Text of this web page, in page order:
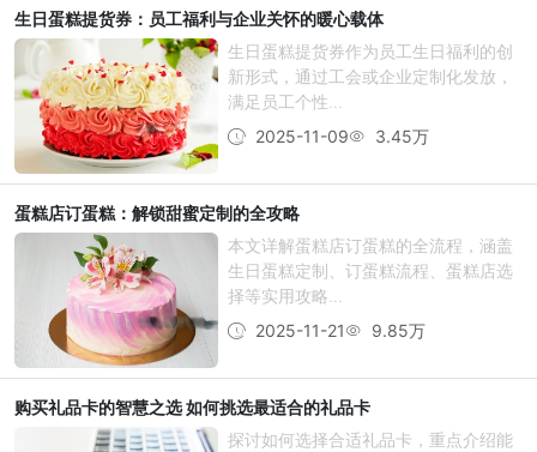
生日蛋糕提货券：员工福利与企业关怀的暖心载体
生日蛋糕提货券作为员工生日福利的创
新形式，通过工会或企业定制化发放，
满足员工个性...
2025-11-09
3.45万
蛋糕店订蛋糕：解锁甜蜜定制的全攻略
本文详解蛋糕店订蛋糕的全流程，涵盖
生日蛋糕定制、订蛋糕流程、蛋糕店选
择等实用攻略...
2025-11-21
9.85万
购买礼品卡的智慧之选 如何挑选最适合的礼品卡
探讨如何选择合适礼品卡，重点介绍能